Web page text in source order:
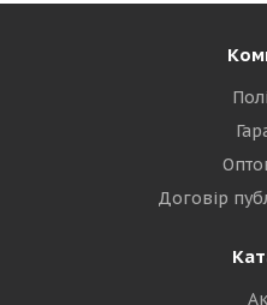
Договір